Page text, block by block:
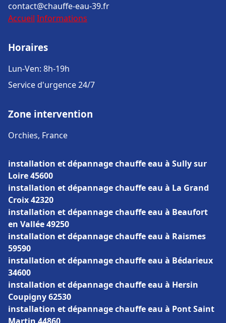
contact@chauffe-eau-39.fr
Accueil Informations
Horaires
Lun-Ven: 8h-19h
Service d'urgence 24/7
Zone intervention
Orchies, France
installation et dépannage chauffe eau à Sully sur
Loire 45600
installation et dépannage chauffe eau à La Grand
Croix 42320
installation et dépannage chauffe eau à Beaufort
en Vallée 49250
installation et dépannage chauffe eau à Raismes
59590
installation et dépannage chauffe eau à Bédarieux
34600
installation et dépannage chauffe eau à Hersin
Coupigny 62530
installation et dépannage chauffe eau à Pont Saint